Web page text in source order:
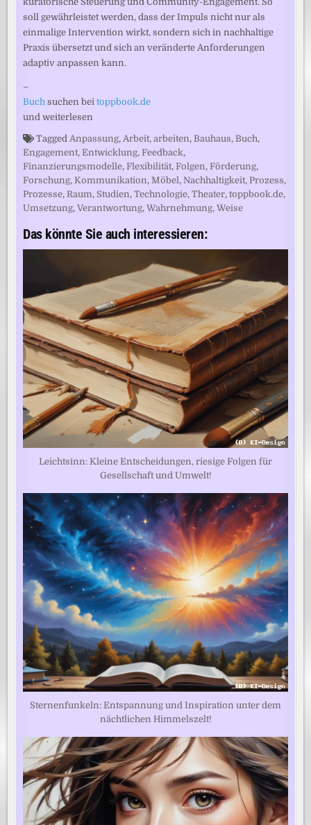
soll gewährleistet werden, dass der Impuls nicht nur als
einmalige Intervention wirkt, sondern sich in nachhaltige
Praxis übersetzt und sich an veränderte Anforderungen
adaptiv anpassen kann.
–
Buch suchen beitoppbook.de
und weiterlesen
TaggedAnpassung,Arbeit,arbeiten,Bauhaus,Buch,
Engagement,Entwicklung,Feedback,
Finanzierungsmodelle,Flexibilität,Folgen,Förderung,
Forschung,Kommunikation,Möbel,Nachhaltigkeit,Prozess,
Prozesse,Raum, Studien,Technologie,Theater,toppbook.de,
Umsetzung,Verantwortung,Wahrnehmung,Weise
Das könnte Sie auch interessieren:
Leichtsinn: Kleine Entscheidungen, riesige Folgen für
Gesellschaft und Umwelt!
Sternenfunkeln: Entspannung und Inspiration unter dem
nächtlichen Himmelszelt!